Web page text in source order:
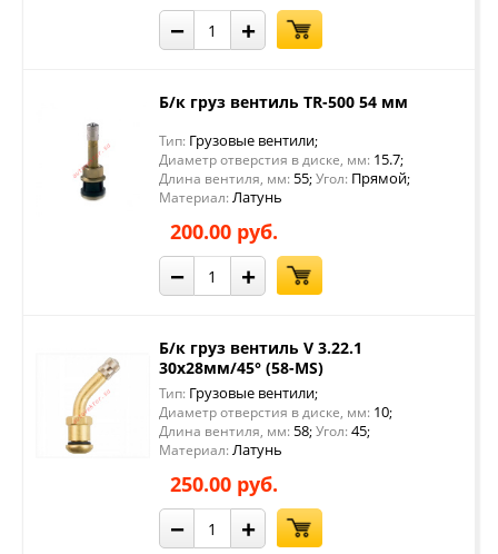
− +
Б/к груз вентиль TR-500 54 мм
Тип: Грузовые вентили;
Диаметр отверстия в диске, мм: 15.7;
Длина вентиля, мм: 55;Угол: Прямой;
Материал: Латунь
200.00 руб.
− +
Б/к груз вентиль V 3.22.1
30х28мм/45° (58-MS)
Тип: Грузовые вентили;
Диаметр отверстия в диске, мм: 10;
Длина вентиля, мм: 58;Угол: 45;
Материал: Латунь
250.00 руб.
− +